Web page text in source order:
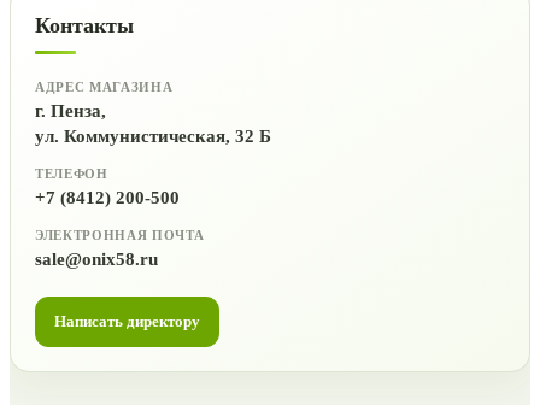
Контакты
АДРЕС МАГАЗИНА
г. Пенза,
ул. Коммунистическая, 32 Б
ТЕЛЕФОН
+7 (8412) 200-500
ЭЛЕКТРОННАЯ ПОЧТА
sale@onix58.ru
Написать директору